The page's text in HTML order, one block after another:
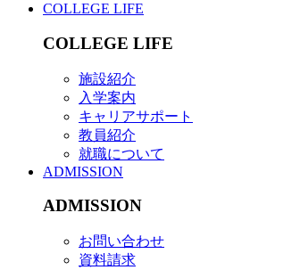
COLLEGE LIFE
COLLEGE LIFE
施設紹介
入学案内
キャリアサポート
教員紹介
就職について
ADMISSION
ADMISSION
お問い合わせ
資料請求